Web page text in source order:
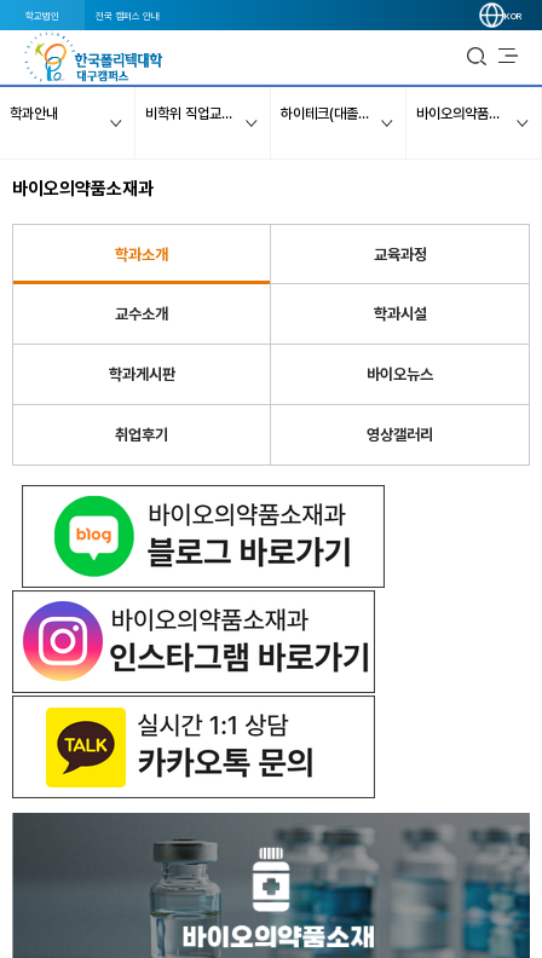
학교법인 전국 캠퍼스 안내 KOR
학과안내 비학위 직업교육과정 하이테크(대졸자)과정 바이오의약품소재과
바이오의약품소재과
학과소개 교육과정
교수소개 학과시설
학과게시판 바이오뉴스
취업후기 영상갤러리